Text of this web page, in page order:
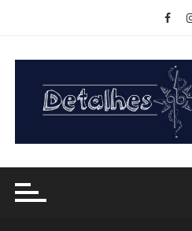
conteúdo